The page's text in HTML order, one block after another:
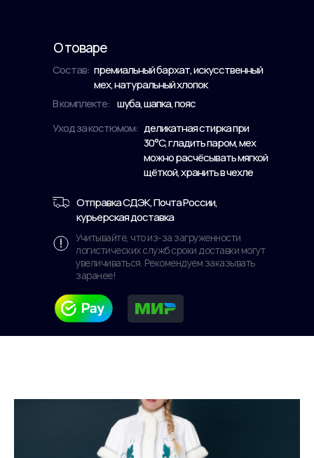
Уход за костюмом: деликатная стирка при
30°C, гладить паром, мех
можно расчёсывать мягкой
щёткой, хранить в чехле
В комплекте: шуба, шапка, пояс
Состав: премиальный бархат, искусственный
мех, натуральный хлопок
О товаре
Учитывайте, что из-за загруженности
логистических служб сроки доставки могут
увеличиваться. Рекомендуем заказывать
заранее!
Отправка СДЭК, Почта России,
курьерская доставка